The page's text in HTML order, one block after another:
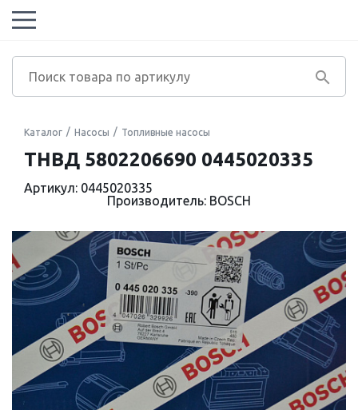
Каталог Насосы Топливные насосы
ТНВД 5802206690 0445020335
Артикул: 0445020335
Производитель: BOSCH